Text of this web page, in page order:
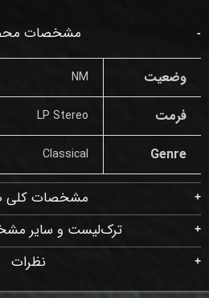
مشخصات
وضعیت NM
فرمت LP Stereo
Genre
Classical
مشخصات کلی
ترک‌لیست و سایر
نظرات